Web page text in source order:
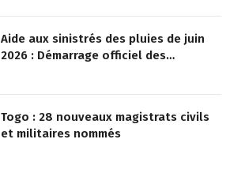
Aide aux sinistrés des pluies de juin
2026 : Démarrage officiel des
Togo : 28 nouveaux magistrats civils
et militaires nommés